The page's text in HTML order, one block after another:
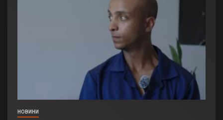
НОВИНИ